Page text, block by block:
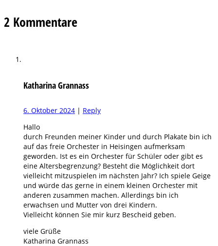
2 Kommentare
Katharina Grannass
6. Oktober 2024 | Reply
Hallo
durch Freunden meiner Kinder und durch Plakate bin ich
auf das freie Orchester in Heisingen aufmerksam
geworden. Ist es ein Orchester für Schüler oder gibt es
eine Altersbegrenzung? Besteht die Möglichkeit dort
vielleicht mitzuspielen im nächsten Jahr? Ich spiele Geige
und würde das gerne in einem kleinen Orchester mit
anderen zusammen machen. Allerdings bin ich
erwachsen und Mutter von drei Kindern.
Vielleicht können Sie mir kurz Bescheid geben.
viele Grüße
Katharina Grannass